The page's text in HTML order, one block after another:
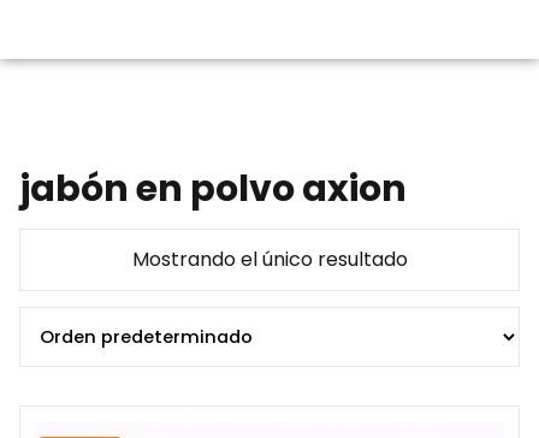
jabón en polvo axion
Mostrando el único resultado